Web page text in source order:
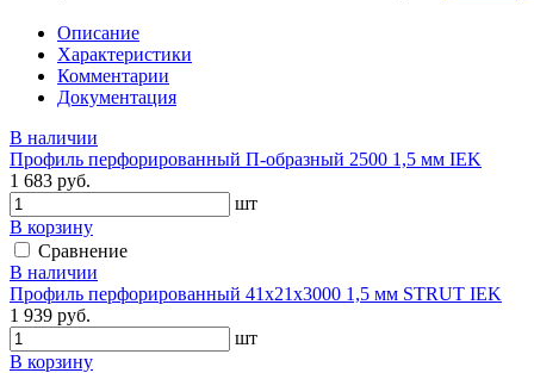
Описание
Характеристики
Комментарии
Документация
В наличии
Профиль перфорированный П-образный 2500 1,5 мм IEK
1 683 руб.
шт
В корзину
Сравнение
В наличии
Профиль перфорированный 41х21х3000 1,5 мм STRUT IEK
1 939 руб.
шт
В корзину